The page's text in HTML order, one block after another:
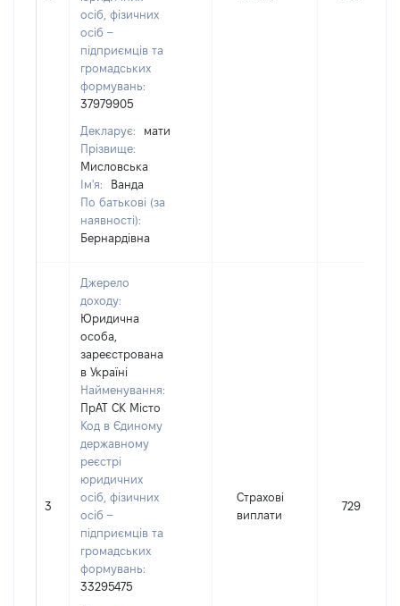
осіб, фізичних
осіб –
підприємців та
громадських
формувань:
37979905
Декларує:
мати
Прізвище:
Мисловська
Ім'я:
Ванда
По батькові (за
наявності):
Бернардівна
3
Джерело
доходу:
Юридична
особа,
зареєстрована
в Україні
Найменування:
ПрАТ СК Місто
Код в Єдиному
державному
реєстрі
юридичних
осіб, фізичних
осіб –
підприємців та
громадських
формувань:
33295475
Страхові
виплати
729